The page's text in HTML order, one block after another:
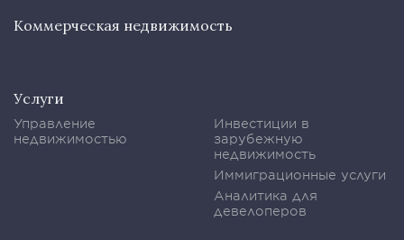
Коммерческая недвижимость
Услуги
Управление
недвижимостью
Инвестиции в
зарубежную
недвижимость
Иммиграционные услуги
Аналитика для
девелоперов